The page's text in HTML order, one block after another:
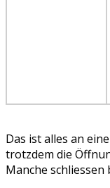
Das ist alles an
trotzdem die
Manche schliessen